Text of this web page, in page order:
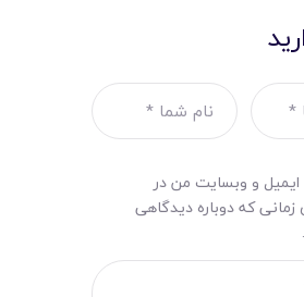
ایمیل و وبسایت من در
زمانی که دوباره دیدگاهی